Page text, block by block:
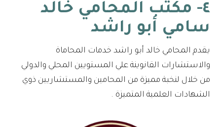
٤- مكتب المحامي خالد
سامي أبو راشد
يقدم المحامي خالد أبو راشد خدمات المحاماة
والاستشارات القانوينة علي المستويين المحلي والدولي
من خلال لنخبة مميزة من المحامين والمستشاريين ذوي
الشهادات العلمية المتميزة .